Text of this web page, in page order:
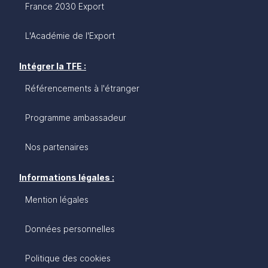
France 2030 Export
L'Académie de l'Export
Intégrer la TFE :
Référencements à l'étranger
Programme ambassadeur
Nos partenaires
Informations légales :
Mention légales
Données personnelles
Politique des cookies